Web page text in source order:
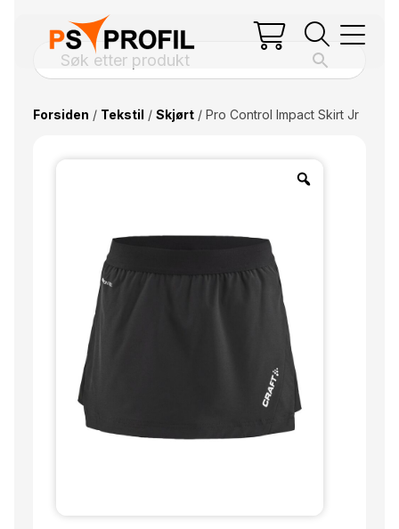
Forsiden / Tekstil / Skjørt/ Pro Control Impact Skirt Jr